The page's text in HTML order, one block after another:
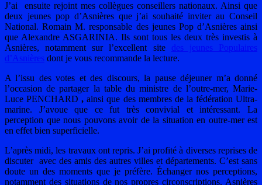
J’ai ensuite rejoint mes collègues conseillers nationaux. Ainsi que
deux jeunes pop d’Asnières que j’ai souhaité inviter au Conseil
National. Romain M. responsable des jeunes Pop d’Asnières ainsi
que Alexandre ASGARINIA. Ils sont tous les deux très investis à
Asnières, notamment sur l’excellent site des jeunes Populaires
d’Asnières dont je vous recommande la lecture.
A l’issu des votes et des discours, la pause déjeuner m’a donné
l’occasion de partager la table du ministre de l’outre-mer, Marie-
Luce PENCHARD,ainsi que des membres de la fédération Ultra-
marine. J’avoue que ce fut très convivial et intéressant. La
perception que nous pouvons avoir de la situation en outre-mer est
en effet bien superficielle.
L’après midi, les travaux ont repris. J’ai profité à diverses reprises de
discuter avec des amis des autres villes et départements. C’est sans
doute un des moments que je préfère. Échanger nos perceptions,
notamment des situations de nos propres circonscriptions. Asnières